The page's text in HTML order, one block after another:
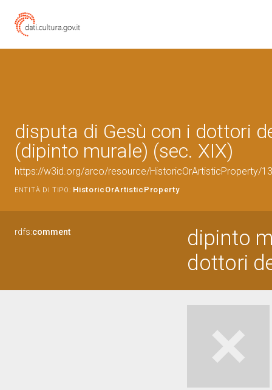
disputa di Gesù con i dottori
(dipinto murale) (sec. XIX)
https://w3id.org/arco/resource/HistoricOrArtisticProperty/
ENTITÀ DI TIPO: HistoricOrArtisticProperty
rdfs:comment
dipinto
dottori